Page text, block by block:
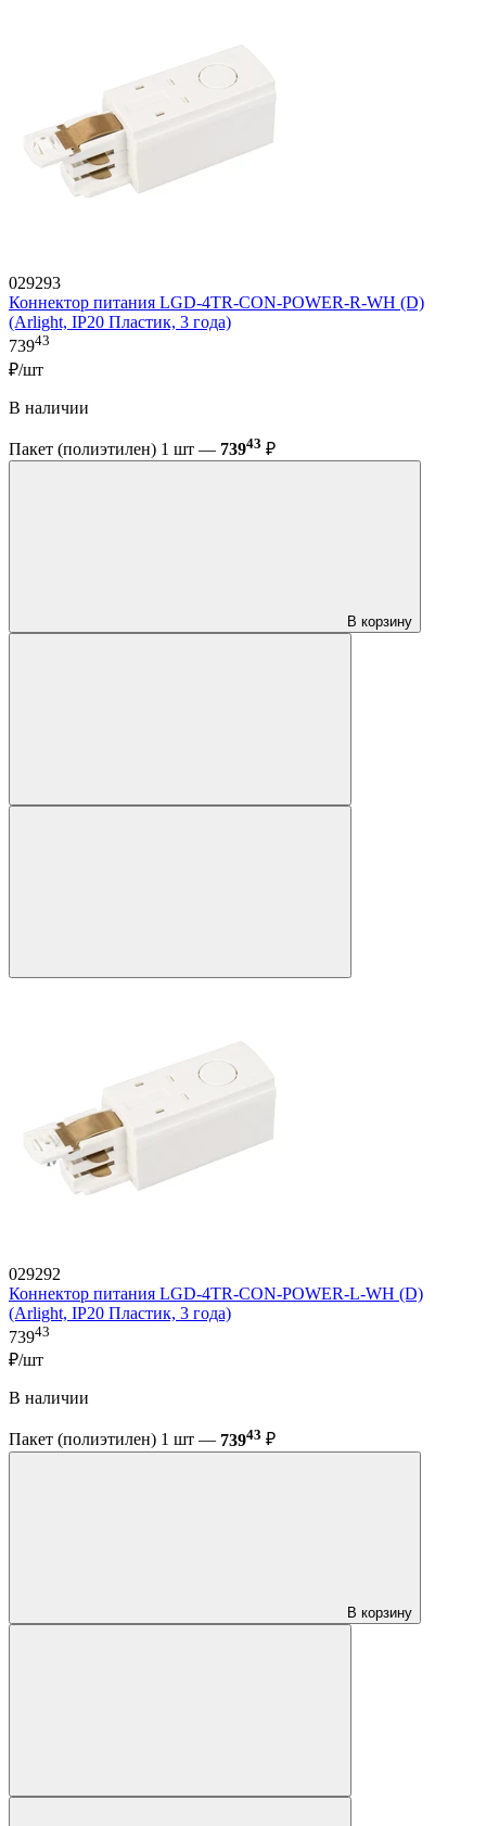
029293
Коннектор питания LGD-4TR-CON-POWER-R-WH (D)
(Arlight, IP20 Пластик, 3 года)
73943
₽/шт
В наличии
Пакет (полиэтилен) 1 шт — 73943 ₽
В корзину
029292
Коннектор питания LGD-4TR-CON-POWER-L-WH (D)
(Arlight, IP20 Пластик, 3 года)
73943
₽/шт
В наличии
Пакет (полиэтилен) 1 шт — 73943 ₽
В корзину